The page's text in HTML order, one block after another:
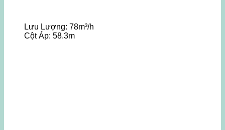
Lưu Lượng: 78m³/h
Cột Áp: 58.3m